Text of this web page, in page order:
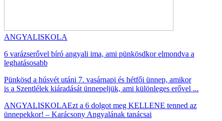
ANGYALISKOLA
6 varázserővel bíró angyali ima, ami pünkösdkor elmondva a
leghatásosabb
Pünkösd a húsvét utáni 7. vasárnapi és hétfői ünnep, amikor
is a Szentlélek kiáradását ünnepeljük, ami különleges erővel ...
ANGYALISKOLAEzt a 6 dolgot meg KELLENE tenned az
ünnepekkor! – Karácsony Angyalának tanácsai